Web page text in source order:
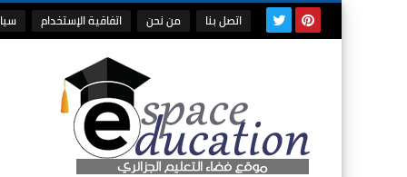
اتصل بنا من نحن اتفاقية الإستخدام